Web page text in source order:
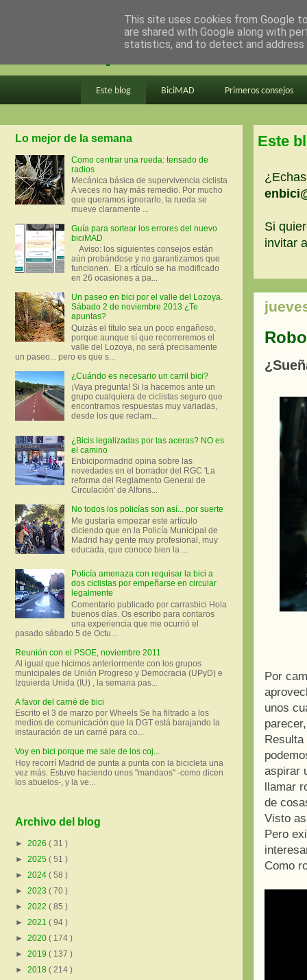
en bici por madrid
Este blog BiciMAD Primeros consejos
Este
Si
invitar
Por
unos
aspirar
llamar
de
Visto
Pero
Como
Lo mejor de la semana
Como centrar una rueda: tensado de
radios
Mecánica básica de supervivencia ciclista
A veces no hay más remedio. Por mucho
que queramos ignorarlo, la rueda se
mueve claramente ...
Guía para sortear los errores del nuevo
biciMAD
Aviso: los siguientes consejos están
aún probándose y no garantizamos que
funcionen. El a rtículo se ha modificado
en 26 ocasiones a pa...
Un paseo en bici por el valle del Lozoya.
Sábado 2 de noviembre 2013 ¿Te
apuntas?
Quizás el título sea un poco engañoso,
porque aunque sí que recorreremos el
valle del Lozoya, no será precisamente
un paseo... pero es que s...
¿Cuándo es necesario un carril bici?
¡Vaya pregunta! Si la hacemos ante un
grupo cualquiera de ciclistas seguro que
encontramos respuestas muy variadas,
desde los que reclam...
¿Bicis legalizadas por las aceras? NO es
el camino
Enbicipormadrid opina sobre las
novedades en el borrador del RGC 'La
reforma del Reglamento General de
Circulación' de Alfons...
No todos los policías son así... por suerte
Me gustaría empezar este artículo
diciendo que en la Policía Municipal de
Madrid hay gente muy profesional, muy
educada, que conoce bien la ...
Policía amenaza con requisar la bici a
dos ciclistas por empeñarse en circular
legalmente
Comentario publicado por carrasbici Hola
buenos días. Os escribo para contaros
una experiencia que me ocurrió el
pasado sábado 5 de Octu...
Reunión con el PSOE, noviembre 2011
Al igual que hicimos anteriormente con los grupos
municipales de Unión Progreso y Democracia (UPyD) e
Izquierda Unida (IU) , la semana pas...
A favor del carné de bici
Escrito el 3 de marzo por Wheels Se ha filtrado a los
medios de comunicación que la DGT está barajando la
instauración de un carné para co...
Voy en bici porque me sale de los coj...
Hoy recorrí Madrid de punta a punta con la bicicleta una
vez más. Estuve haciendo unos "mandaos" -como dicen
los abuelos-, y la ve...
Archivo del blog
► 2026 ( 31 )
► 2025 ( 51 )
► 2024 ( 58 )
► 2023 ( 70 )
► 2022 ( 85 )
► 2021 ( 94 )
► 2020 ( 174 )
► 2019 ( 137 )
► 2018 ( 214 )
This site uses cookies from Google
are shared with Google along with
statistics, and to detect and address